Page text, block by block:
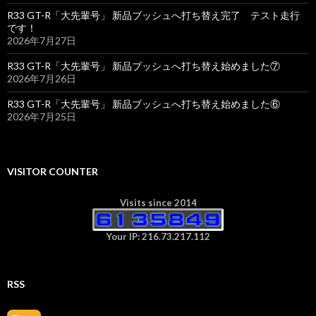
R33 GT-R「大先輩号」 新品ブッシュへ打ち替え完了 テスト走行
です！
2026年7月27日
R33 GT-R「大先輩号」 新品ブッシュへ打ち替え始めました⑦
2026年7月26日
R33 GT-R「大先輩号」 新品ブッシュへ打ち替え始めました⑥
2026年7月25日
VISITOR COUNTER
Visits since 2014
Your IP: 216.73.217.112
RSS